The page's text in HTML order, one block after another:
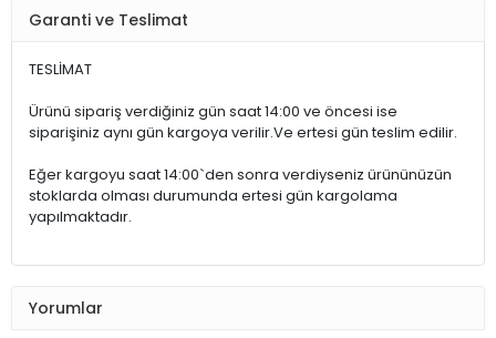
Garanti ve Teslimat
TESLİMAT
Ürünü sipariş verdiğiniz gün saat 14:00 ve öncesi ise
siparişiniz aynı gün kargoya verilir.Ve ertesi gün teslim edilir.
Eğer kargoyu saat 14:00`den sonra verdiyseniz ürününüzün
stoklarda olması durumunda ertesi gün kargolama
yapılmaktadır.
Yorumlar